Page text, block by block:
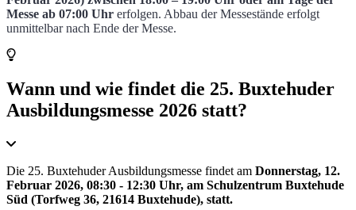
Messe ab 07:00 Uhr erfolgen. Abbau der Messestände erfolgt
unmittelbar nach Ende der Messe.
Wann und wie findet die 25. Buxtehuder
Ausbildungsmesse 2026 statt?
Die 25. Buxtehuder Ausbildungsmesse findet am Donnerstag, 12.
Februar 2026, 08:30 - 12:30 Uhr, am Schulzentrum Buxtehude
Süd (Torfweg 36, 21614 Buxtehude), statt.